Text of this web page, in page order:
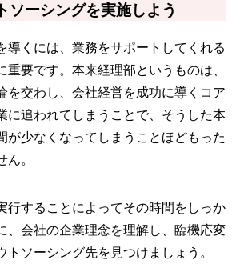
ソーシングを実施しよう
導くには、業務をサポートしてくれる
重要です。本来経理部というものは、
を交わし、会社経営を成功に導くコア
に追われてしまうことで、そうした本
が少なくなってしまうことほどもった
。
行することによってその時間をしっか
、会社の企業理念を理解し、臨機応変
トソーシング先を見つけましょう。